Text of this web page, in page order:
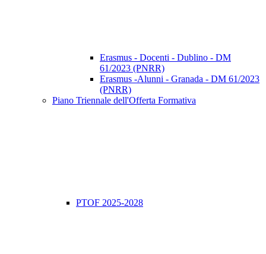
Erasmus - Docenti - Dublino - DM
61/2023 (PNRR)
Erasmus -Alunni - Granada - DM 61/2023
(PNRR)
Piano Triennale dell'Offerta Formativa
PTOF 2025-2028